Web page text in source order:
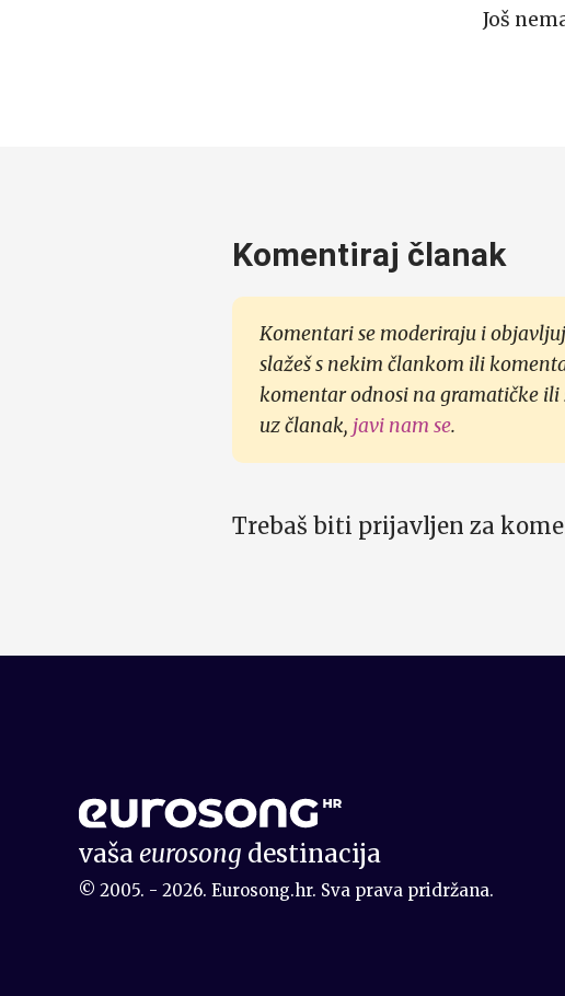
Još
Komentiraj članak
Komentari se moderiraju i
slažeš s nekim člankom ili
komentar odnosi na gramatičke ili
uz članak, javi nam se.
Trebaš biti prijavljen za
vašaeurosong destinacija
© 2005. - 2026. Eurosong.hr. Sva prava pridržana.